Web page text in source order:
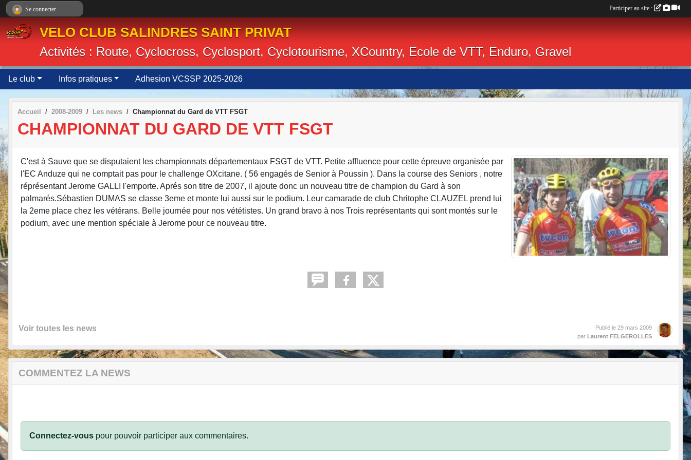
VELO CLUB SALINDRES SAINT PRIVAT
Activités : Route, Cyclocross, Cyclosport, Cyclotourisme, XCountry, Ecole de VTT, Enduro, Gravel
Le club Infos pratiques Adhesion VCSSP 2025-2026
Accueil 2008-2009 Les news Championnat du Gard de VTT FSGT
CHAMPIONNAT DU GARD DE VTT FSGT
C'est à Sauve que se disputaient les championnats départementaux FSGT de VTT. Petite affluence pour cette épreuve organisée par
l'EC Anduze qui ne comptait pas pour le challenge OXcitane. ( 56 engagés de Senior à Poussin ). Dans la course des Seniors , notre
réprésentant Jerome GALLI l'emporte. Aprés son titre de 2007, il ajoute donc un nouveau titre de champion du Gard à son
palmarés.Sébastien DUMAS se classe 3eme et monte lui aussi sur le podium. Leur camarade de club Chritophe CLAUZEL prend lui
la 2eme place chez les vétérans. Belle journée pour nos vététistes. Un grand bravo à nos Trois représentants qui sont montés sur le
podium, avec une mention spéciale à Jerome pour ce nouveau titre.
Voir toutes les news Publié le 29 mars 2009
par Laurent FELGEROLLES
COMMENTEZ LA NEWS
Connectez-vous pour pouvoir participer aux commentaires.
Se connecter Participer au site :
Panneau de gestion des cookies